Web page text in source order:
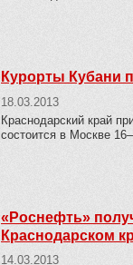
Курорты Кубани
18.03.2013
Краснодарский край
состоится в Москве
«Роснефть»
Краснодарском
14.03.2013